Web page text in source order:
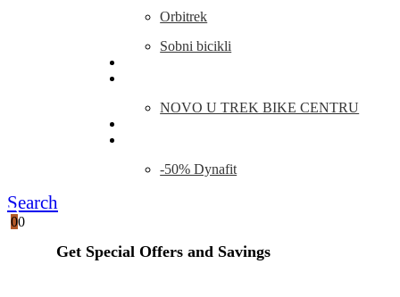
Orbitrek
Sobni bicikli
NOVO U TREK BIKE CENTRU
-50% Dynafit
Search
00
Get Special Offers and Savings